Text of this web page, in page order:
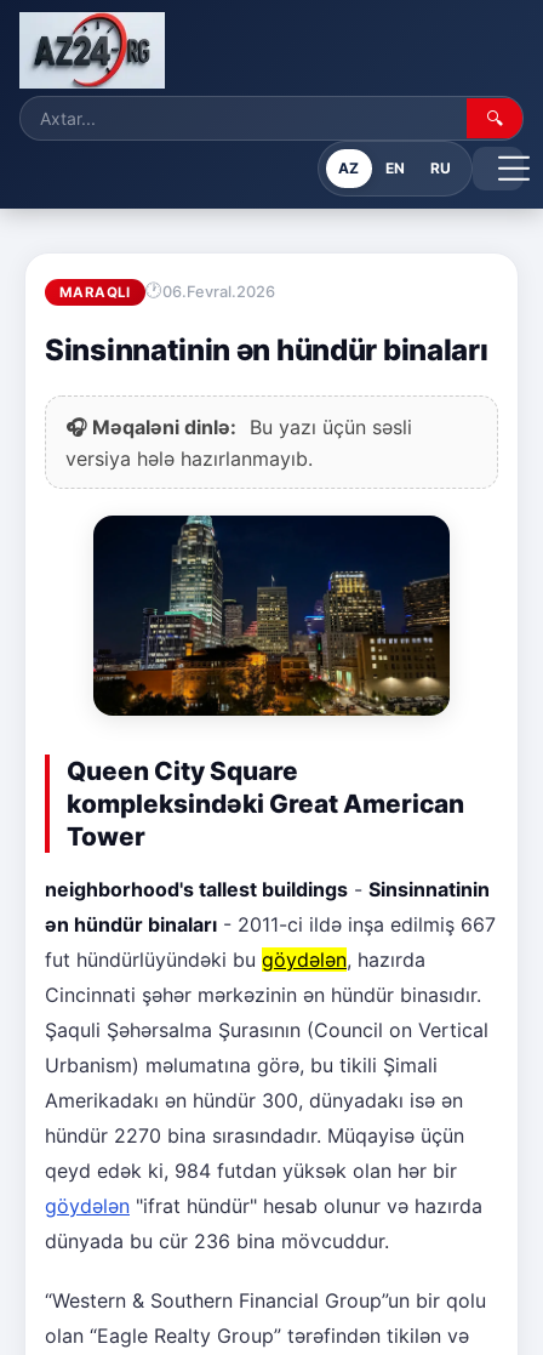
🔍
AZ EN RU
MARAQLI 06.Fevral.2026
Sinsinnatinin ən hündür binaları
🎧 Məqaləni dinlə:
Bu yazı üçün səsli
versiya hələ hazırlanmayıb.
Queen City Square
kompleksindəki Great American
Tower
neighborhood's tallest buildings - Sinsinnatinin
ən hündür binaları - 2011-ci ildə inşa edilmiş 667
fut hündürlüyündəki bu göydələn, hazırda
Cincinnati şəhər mərkəzinin ən hündür binasıdır.
Şaquli Şəhərsalma Şurasının (Council on Vertical
Urbanism) məlumatına görə, bu tikili Şimali
Amerikadakı ən hündür 300, dünyadakı isə ən
hündür 2270 bina sırasındadır. Müqayisə üçün
qeyd edək ki, 984 futdan yüksək olan hər bir
göydələn "ifrat hündür" hesab olunur və hazırda
dünyada bu cür 236 bina mövcuddur.
“Western & Southern Financial Group”un bir qolu
olan “Eagle Realty Group” tərəfindən tikilən və